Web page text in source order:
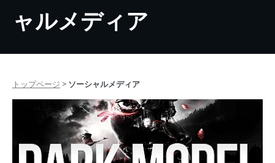
ャルメディア
トップページ > ソーシャルメディア